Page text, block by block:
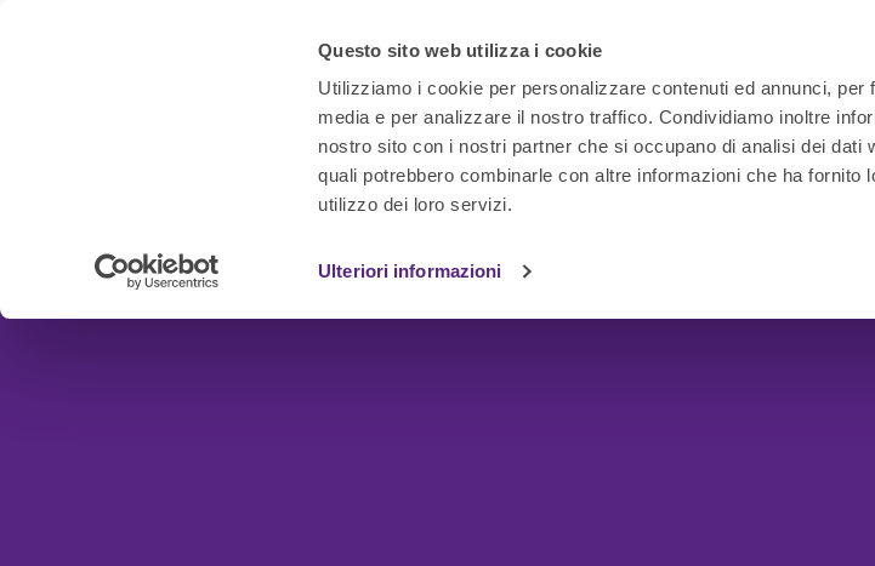
Questo sito web utilizza i cookie
Utilizziamo i cookie per personalizzare contenuti ed annunci, per
media e per analizzare il nostro traffico. Condividiamo inoltre
nostro sito con i nostri partner che si occupano di analisi dei dati
quali potrebbero combinarle con altre informazioni che ha fornito
utilizzo dei loro servizi.
Ulteriori informazioni